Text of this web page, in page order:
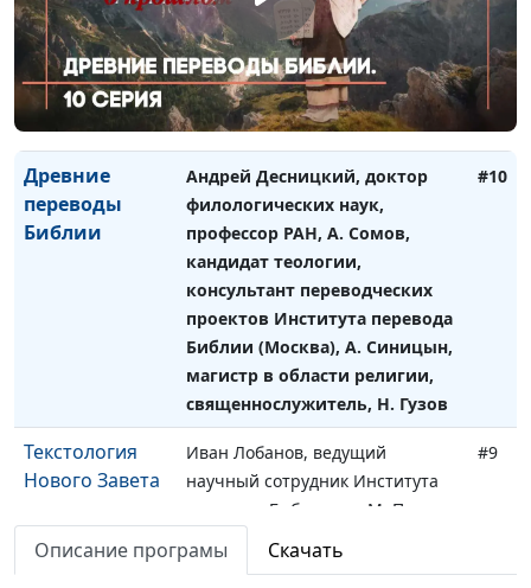
консультант переводческих
проектов Института перевода
Библии (Москва), А. Синицын,
магистр в области религии,
священнослужитель, Л. Плахова
Древние
переводы
Библии
Андрей Десницкий, доктор
филологических наук,
профессор РАН, А. Сомов,
кандидат теологии,
консультант переводческих
проектов Института перевода
Библии (Москва), А. Синицын,
магистр в области религии,
священнослужитель, Н. Гузов
#10
Текстология
Нового Завета
Иван Лобанов, ведущий
научный сотрудник Института
перевода Библии им. М. П.
#9
Описание програмы Скачать